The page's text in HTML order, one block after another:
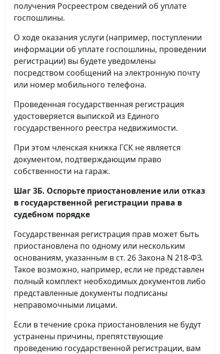
получения Росреестром сведений об уплате
госпошлины.
О ходе оказания услуги (например, поступлении
информации об уплате госпошлины, проведении
регистрации) вы будете уведомлены
посредством сообщений на электронную почту
или номер мобильного телефона.
Проведенная государственная регистрация
удостоверяется выпиской из Единого
государственного реестра недвижимости.
При этом членская книжка ГСК не является
документом, подтверждающим право
собственности на гараж.
Шаг 3Б. Оспорьте приостановление или отказ
в государственной регистрации права в
судебном порядке
Государственная регистрация прав может быть
приостановлена по одному или нескольким
основаниям, указанным в ст. 26 Закона N 218-ФЗ.
Такое возможно, например, если не представлен
полный комплект необходимых документов либо
представленные документы подписаны
неправомочными лицами.
Если в течение срока приостановления не будут
устранены причины, препятствующие
проведению государственной регистрации, вам